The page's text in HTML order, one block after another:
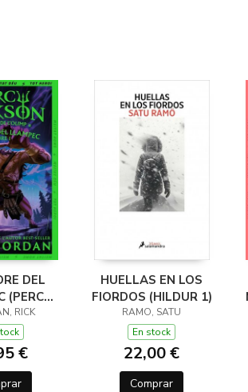
DEL
(PERCY
I ELS
1)
RICK
€
HUELLAS EN LOS
FIORDOS (HILDUR 1)
RAMO, SATU
En stock
22,00 €
Comprar